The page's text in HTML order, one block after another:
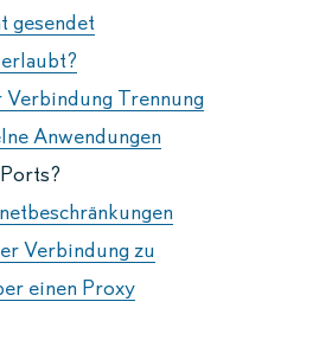
gesendet
Verbindung Trennung
Anwendungen
Verbindung zu
einen Proxy